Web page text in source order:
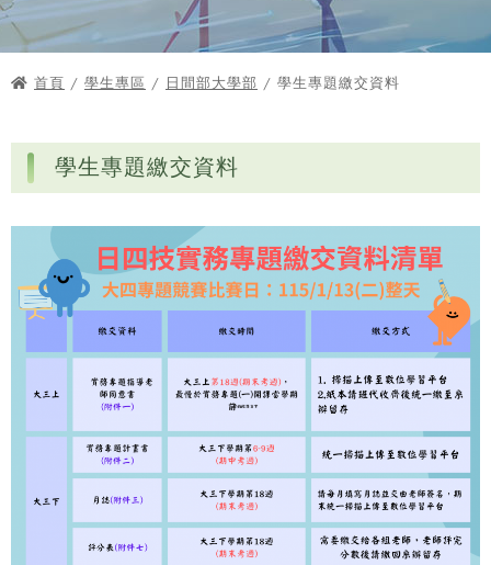
首頁 / 學生專區 / 日間部大學部 / 學生專題繳交資料
學生專題繳交資料